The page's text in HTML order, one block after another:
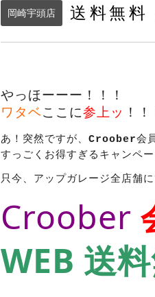
岡崎宇頭店 送料無料
やっほーーー！！！
ワタベここに参上ッ ！！
あ！突然ですが、 Croober会
すっごくお得すぎるキャンペ
只今、アップガレージ全店舗に
Croober
WEB 送